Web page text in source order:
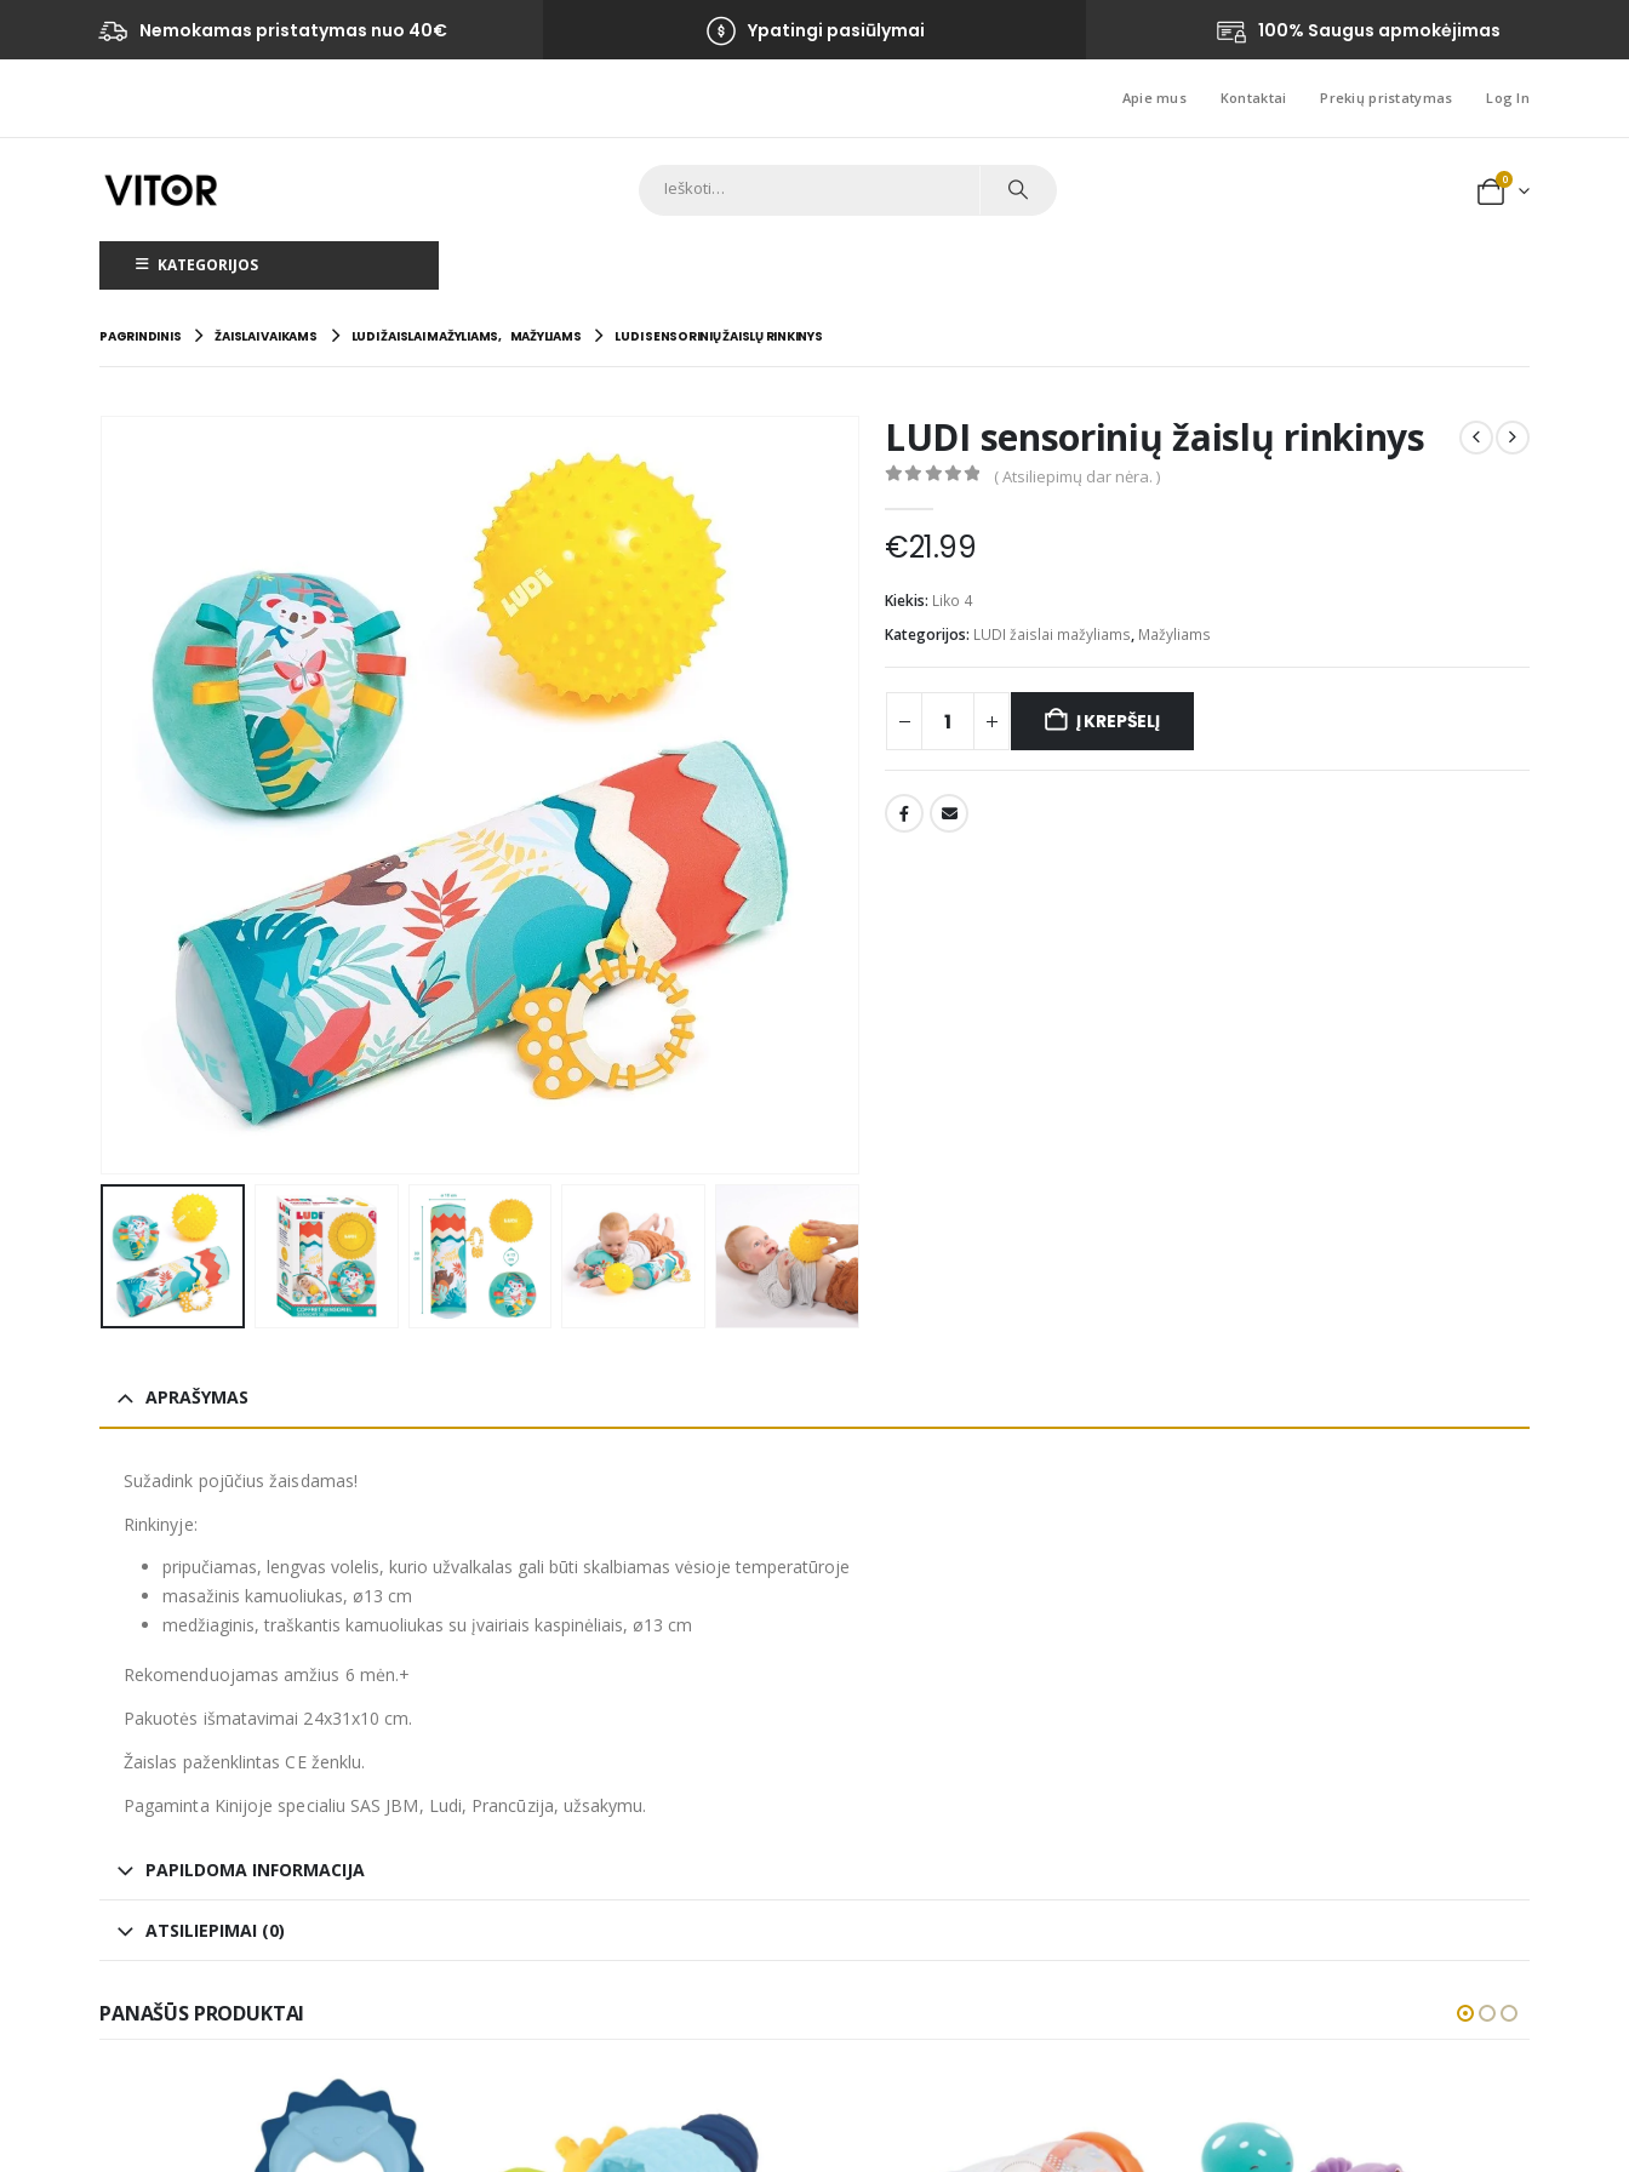
Nemokamas pristatymas nuo 40€ Ypatingi pasiūlymai 100% Saugus apmokėjimas
Apie mus Kontaktai Prekių pristatymas Log In
0
KATEGORIJOS
PAGRINDINIS ŽAISLAI VAIKAMS LUDI ŽAISLAI MAŽYLIAMS, MAŽYLIAMS LUDI SENSORINIŲ ŽAISLŲ RINKINYS
LUDI sensorinių žaislų rinkinys
( Atsiliepimų dar nėra. )
€21.99
Kiekis: Liko 4
Kategorijos: LUDI žaislai mažyliams, Mažyliams
Į KREPŠELĮ
APRAŠYMAS
Sužadink pojūčius žaisdamas!
Rinkinyje:
pripučiamas, lengvas volelis, kurio užvalkalas gali būti skalbiamas vėsioje temperatūroje
masažinis kamuoliukas, ø13 cm
medžiaginis, traškantis kamuoliukas su įvairiais kaspinėliais, ø13 cm
Rekomenduojamas amžius 6 mėn.+
Pakuotės išmatavimai 24x31x10 cm.
Žaislas paženklintas CE ženklu.
Pagaminta Kinijoje specialiu SAS JBM, Ludi, Prancūzija, užsakymu.
PAPILDOMA INFORMACIJA
ATSILIEPIMAI (0)
PANAŠŪS PRODUKTAI